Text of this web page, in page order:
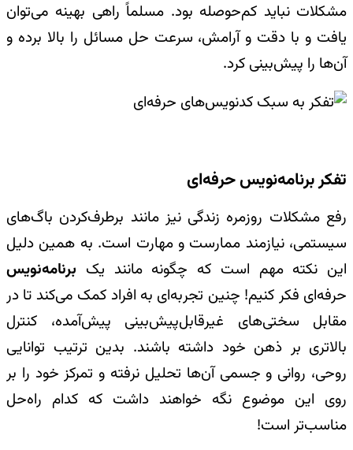
مشکلات نباید کم‌حوصله بود. مسلماً راهی بهینه می‌توان
یافت و با دقت و آرامش، سرعت حل مسائل را بالا برده و
آن‌ها را پیش‌بینی کرد.
تفکر برنامه‌نویس حرفه‌ای
رفع مشکلات روزمره زندگی نیز مانند برطرف‌کردن باگ‌های
سیستمی، نیازمند ممارست و مهارت است. به همین دلیل
این نکته مهم است که چگونه مانند یک برنامه‌نویس
حرفه‌ای فکر کنیم! چنین تجربه‌ای به افراد کمک می‌کند تا در
مقابل سختی‌های غیرقابل‌پیش‌بینی پیش‌آمده، کنترل
بالاتری بر ذهن خود داشته باشند. بدین ترتیب توانایی
روحی، روانی و جسمی آن‌ها تحلیل نرفته و تمرکز خود را بر
روی این موضوع نگه خواهند داشت که کدام راه‌حل
مناسب‌تر است!